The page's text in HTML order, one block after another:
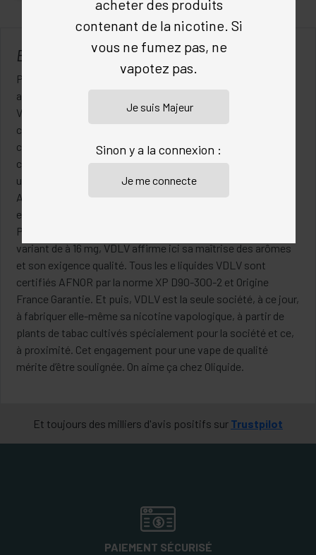
ELIQUIDES AMAZONE
Parmi les marques les plus célèbres de la vape française, il y
a Alfaliquid, D’lice, Liquidéo, Pulp, … et bien évidemment
VDLV. On retrouve cette marque de Gironde ici, avec la
collection de e-liquides,
changé de nom début 2024 pourVincent. Vincent de VDLV,
ce sont plus d’une vingtaine de saveurs simples et directes,
un peu à la façon des Vaponaute Botanics de Vaponaute
Aces. On trouvera essentiellement des Classics, des fruités
et des Fraîcheurs. Construit sur une base en 60/40 de
PG/VG,des arômes naturels et une nicotine vapologique
variant de à 16 mg, VDLV affirme ici sa maîtrise des arômes
et son exigence qualité. Tous les e liquides VDLV sont
certifiés AFNOR par la norme XP D90-300-2 et Origine
France Garantie. Et puis, VDLV est la seule société, à ce jour,
à fabriquer elle-même sa nicotine vapologique, à partir de
plants de tabac cultivés spécialement pour la société et ce,
à proximité. Cet engagement pour une vape de qualité
mérite d’être soulignée. On aime ça chez Oliquide.
Et toujours des milliers d'avis positifs sur Trustpilot
PAIEMENT SÉCURISÉ
acheter des produits
contenant de la nicotine. Si
vous ne fumez pas, ne
vapotez pas.
Sinon y a la connexion :